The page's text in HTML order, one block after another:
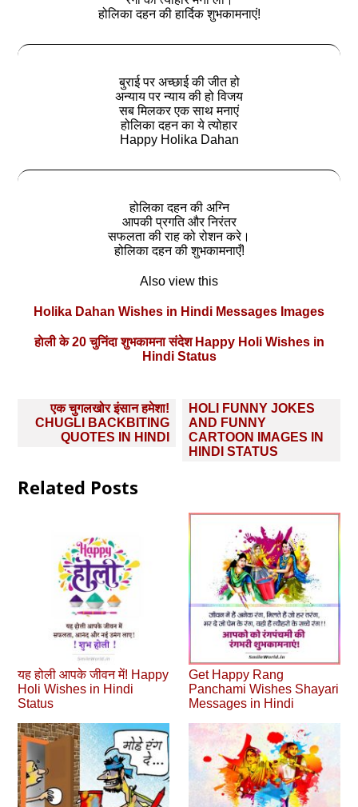
होलिका दहन की हार्दिक शुभकामनाएं!
बुराई पर अच्छाई की जीत हो
अन्याय पर न्याय की हो विजय
सब मिलकर एक साथ मनाएं
होलिका दहन का ये त्योहार
Happy Holika Dahan
होलिका दहन की अग्नि
आपकी प्रगति और निरंतर
सफलता की राह को रोशन करे।
होलिका दहन की शुभकामनाएँ!
Also view this
Holika Dahan Wishes in Hindi Messages Images
हाेली के 20 चुनिंदा शुभकामना संदेश Happy Holi Wishes in
Hindi Status
Post
navigation
एक चुगलखोर इंसान हमेशा!
CHUGLI BACKBITING
QUOTES IN HINDI
HOLI FUNNY JOKES
AND FUNNY
CARTOON IMAGES IN
HINDI STATUS
Related Posts
यह होली आपके जीवन में! Happy
Holi Wishes in Hindi
Status
Get Happy Rang
Panchami Wishes Shayari
Messages in Hindi